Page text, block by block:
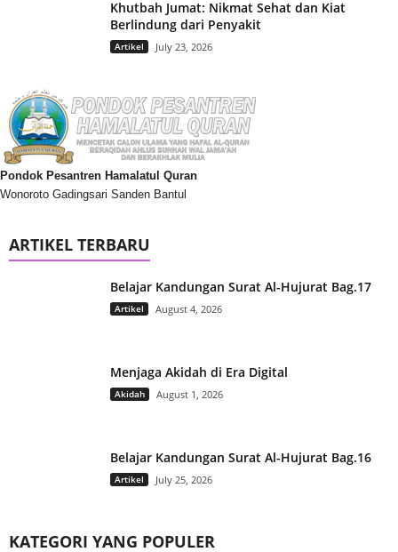
Khutbah Jumat: Nikmat Sehat dan Kiat
Berlindung dari Penyakit
Artikel July 23, 2026
Pondok Pesantren Hamalatul Quran
Wonoroto Gadingsari Sanden Bantul
ARTIKEL TERBARU
Belajar Kandungan Surat Al-Hujurat Bag.17
Artikel August 4, 2026
Menjaga Akidah di Era Digital
Akidah August 1, 2026
Belajar Kandungan Surat Al-Hujurat Bag.16
Artikel July 25, 2026
KATEGORI YANG POPULER